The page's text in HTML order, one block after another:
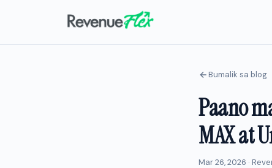
Bumalik sa blog
Paano
MAX at
Mar 26, 2026 ·